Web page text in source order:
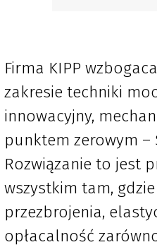
Firma KIPP
zakresie techniki
innowacyjny,
punktem zerowym –
Rozwiązanie to jest
wszystkim tam,
przezbrojenia,
opłacalność